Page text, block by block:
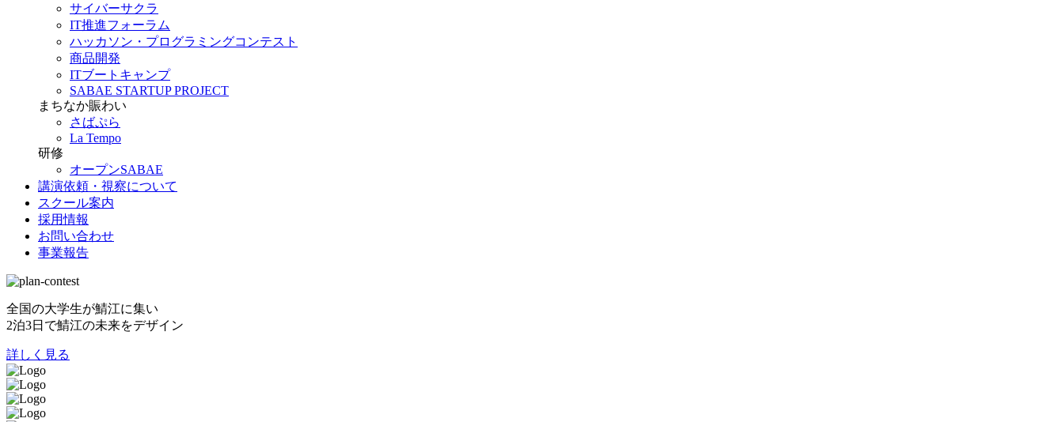
サイバーサクラ
IT推進フォーラム
ハッカソン・プログラミングコンテスト
商品開発
ITブートキャンプ
SABAE STARTUP PROJECT
まちなか賑わい
さばぷら
La Tempo
研修
オープンSABAE
講演依頼・視察について
スクール案内
採用情報
お問い合わせ
事業報告
全国の大学生が鯖江に集い
2泊3日で鯖江の未来をデザイン
詳しく見る